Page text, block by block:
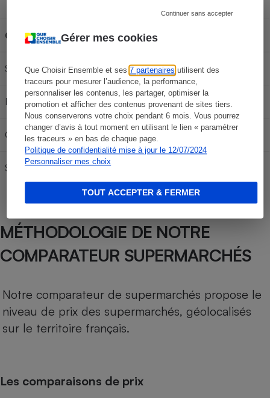
Gérer mes cookies
Que Choisir Ensemble et ses7 partenaires utilisent des
traceurs pour mesurer l’audience, la performance,
personnaliser les contenus, les partager, optimiser la
promotion et afficher des contenus provenant de sites tiers.
Nous conserverons votre choix pendant 6 mois. Vous pourrez
changer d’avis à tout moment en utilisant le lien « paramétrer
les traceurs » en bas de chaque page.
Politique de confidentialité mise à jour le 12/07/2024
Personnaliser mes choix
Continuer sans accepter
TOUT ACCEPTER & FERMER
Carburant 30L 50L
SP 95-E10 58,17 € 96,95 € 135,73 €
E85 24,57 € 40,95 € 57,33 €
Gazole 64,77 € 107,95 €
SP 98 61,26 €
MÉTHODOLOGIE DE NOTRE
COMPARATEUR SUPERMARCHÉS
Notre comparateur de supermarchés propose le
niveau de prix des supermarchés, géolocalisés
sur le territoire français.
Les comparaisons de prix